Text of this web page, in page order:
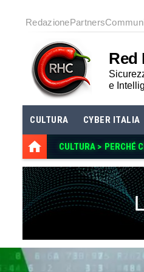
RedazionePartners
Red
e
CULTURA CYBER ITALIA
CULTURA > PERCHÉ